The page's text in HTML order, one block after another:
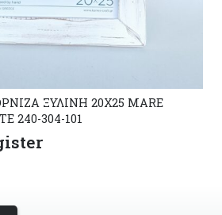
ΞΥΛΙΝΗ 20Χ25 MARE
240-304-101